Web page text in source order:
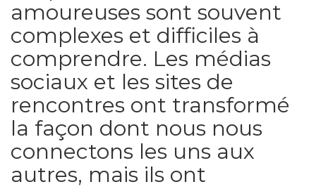
amoureuses sont souvent
complexes et difficiles à
comprendre. Les médias
sociaux et les sites de
rencontres ont transformé
la façon dont nous nous
connectons les uns aux
autres, mais ils ont